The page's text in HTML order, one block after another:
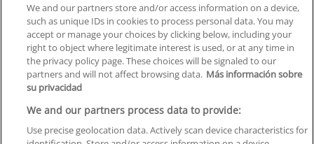
Centros
Orientación
Quiénes somos
Contacta
Aviso Legal
Política de Privacidad
We and our partners store and/or access information on a device,
such as unique IDs in cookies to process personal data. You may
accept or manage your choices by clicking below, including your
right to object where legitimate interest is used, or at any time in
the privacy policy page. These choices will be signaled to our
partners and will not affect browsing data. Más información sobre
su privacidad
We and our partners process data to provide:
Use precise geolocation data. Actively scan device characteristics for